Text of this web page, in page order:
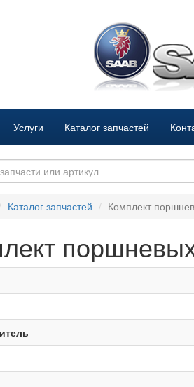
Услуги Каталог запчастей
Каталог запчастей Комплект